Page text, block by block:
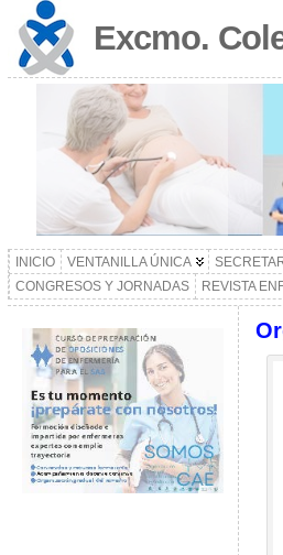
Excmo.
INICIO VENTANILLA ÚNICA
CONGRESOS Y JORNADAS
REVISTA